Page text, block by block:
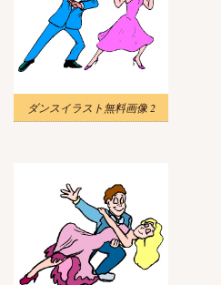
ダンスイラスト無料画像 2